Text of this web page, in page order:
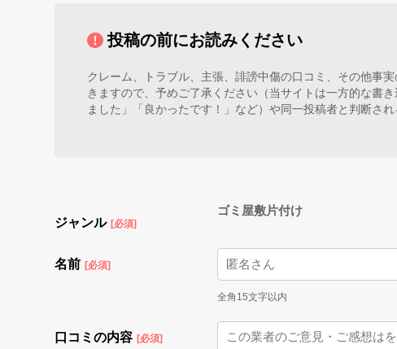
投稿の前にお読みください
クレーム、トラブル、主張、誹謗中傷の口コミ、その他事
きますので、予めご了承ください（当サイトは一方的な書
ました」「良かったです！」など）や同一投稿者と判断さ
ジャンル [必須]
ゴミ屋敷片付け
名前 [必須]
全角15文字以内
口コミの内容 [必須]